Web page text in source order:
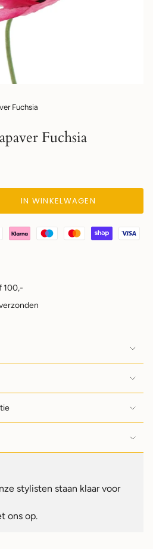
Fuchsia
Fuchsia
IN WINKELWAGEN
100,-
stylisten staan klaar voor
ons op.